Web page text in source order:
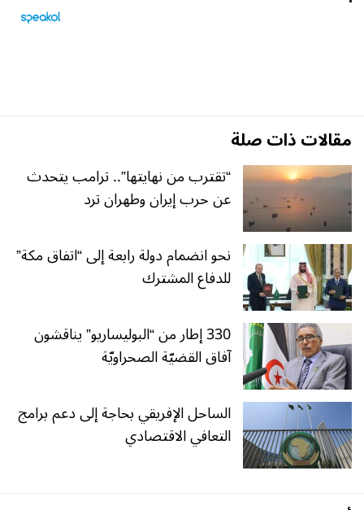
مقالات ذات صلة
“تقترب من نهايتها”.. ترامب يتحدث
عن حرب إيران وطهران ترد
نحو انضمام دولة رابعة إلى “اتفاق مكة”
للدفاع المشترك
330 إطار من “البوليساريو” يناقشون
آفاق القضيّة الصحراويّة
الساحل الإفريقي بحاجة إلى دعم برامج
التعافي الاقتصادي